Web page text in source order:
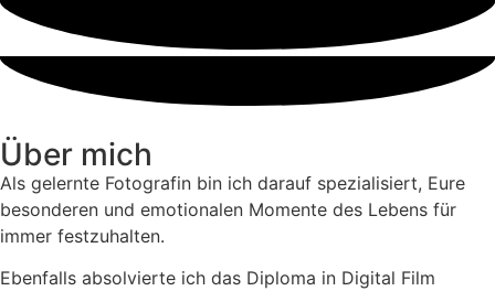
Zum
wechseln
Über mich
Als gelernte Fotografin bin ich darauf spezialisiert, Eure
besonderen und emotionalen Momente des Lebens für
immer festzuhalten.
Ebenfalls absolvierte ich das Diploma in Digital Film